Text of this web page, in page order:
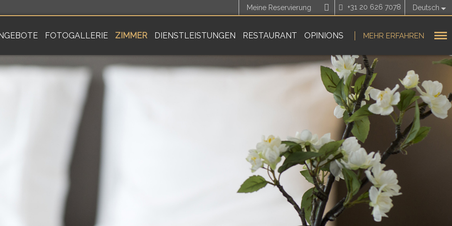
Meine Reservierung +31 20 626 7078 Deutsch
FOTOGALLERIE ZIMMER DIENSTLEISTUNGEN RESTAURANT OPINIONS MEHR ERFAHREN